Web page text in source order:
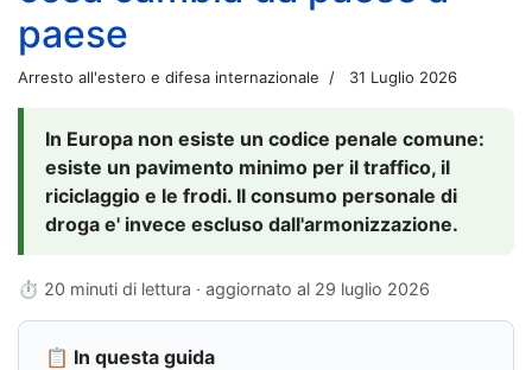
paese
Arresto all'estero e difesa internazionale 31 Luglio 2026
In Europa non esiste un codice penale comune:
esiste un pavimento minimo per il traffico, il
riciclaggio e le frodi. Il consumo personale di
droga e' invece escluso dall'armonizzazione.
⏱ 20 minuti di lettura · aggiornato al 29 luglio 2026
📋 In questa guida